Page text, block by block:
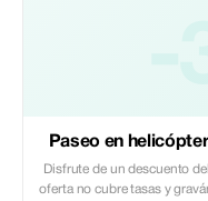
Paseo en
Disfrute de un descuento
oferta no cubre tasas y gravámenes la oferta es válida para